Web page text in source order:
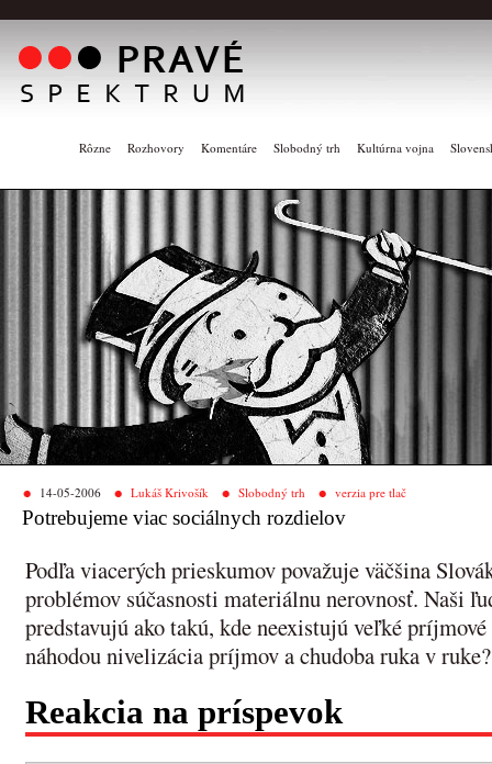
Rôzne Rozhovory Komentáre Slobodný trh Kultúrna vojna
14-05-2006 Lukáš Krivošík Slobodný trh verzia pre tlač
Potrebujeme viac sociálnych rozdielov
Podľa viacerých prieskumov považuje väčšina
problémov súčasnosti materiálnu nerovnosť. Naši
predstavujú ako takú, kde neexistujú veľké
náhodou nivelizácia príjmov a chudoba ruka v ruke?
Reakcia na príspevok